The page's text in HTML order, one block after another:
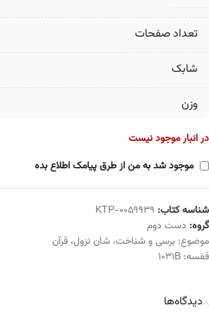
تعداد صفحات
شابک
وزن
در انبار موجود نیست
موجود شد به من از طرق پیامک اطلاع بده
شناسه کتاب: KTP-0059939
گروه: دست دوم
موضوع: برسی و شناخت، شان نزول، قرآن
قفسه: 1031B
دیدگاه‌ها